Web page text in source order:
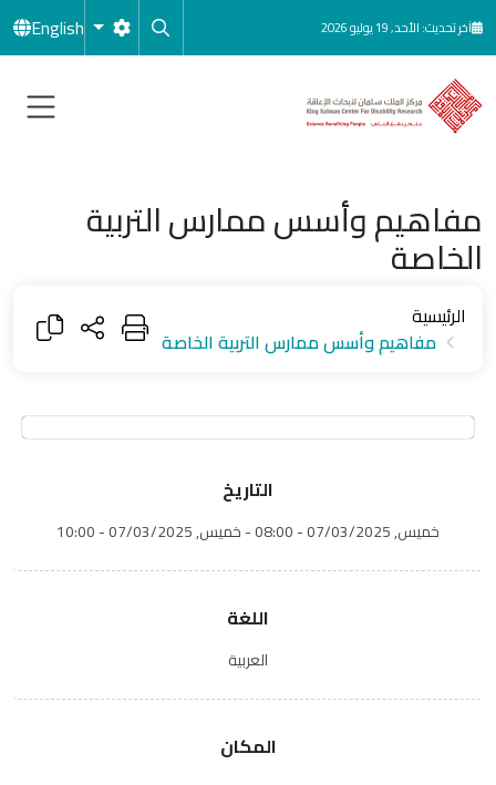
تجاوز إلى المحتوى الرئيسي
آخر تحديث: الأحد, 19 يوليو 2026 English
مفاهيم وأسس ممارس التربية
الخاصة
الرئيسية
مفاهيم وأسس ممارس التربية الخاصة
التاريخ
خميس, 07/03/2025 - 08:00 -خميس, 07/03/2025 - 10:00
اللغة
العربية
المكان